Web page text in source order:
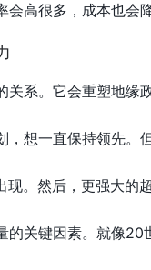
高很多，成本也会
系。它会重塑地缘
，想一直保持领先。
现。然后，更强大的
的关键因素。就像20